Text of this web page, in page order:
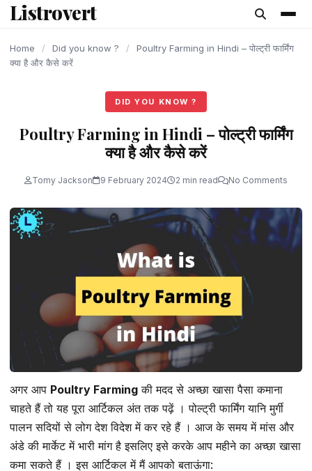
content
Listrovert
Home / Did you know ? /
Poultry Farming in Hindi – पोल्ट्री फार्मिंग
क्या है और कैसे करें
DID YOU KNOW ?
Poultry Farming in Hindi – पोल्ट्री फार्मिंग
क्या है और कैसे करें
Tomy Jackson 9 February 2024 2 min read No Comments
अगर आप Poultry Farming की मदद से अच्छा खासा पैसा कमाना
चाहते हैं तो यह पूरा आर्टिकल अंत तक पढ़ें । पोल्ट्री फार्मिंग यानि मुर्गी
पालन सदियों से लोग देश विदेश में कर रहे हैं । आज के समय में मांस और
अंडे की मार्केट में भारी मांग है इसलिए इसे करके आप महीने का अच्छा खासा
कमा सकते हैं । इस आर्टिकल में मैं आपको बताऊंगा: